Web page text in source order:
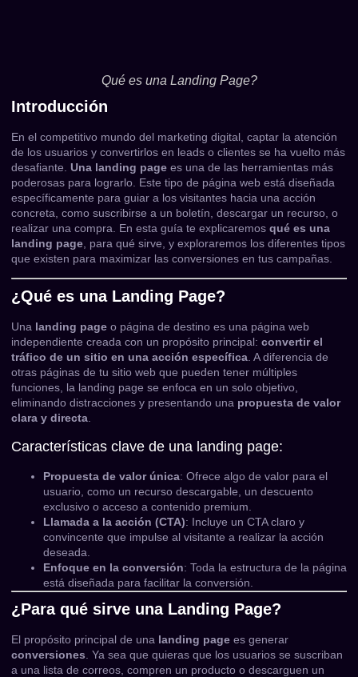
Qué es una Landing Page?
Introducción
En el competitivo mundo del marketing digital, captar la atención
de los usuarios y convertirlos en leads o clientes se ha vuelto más
desafiante. Una landing page es una de las herramientas más
poderosas para lograrlo. Este tipo de página web está diseñada
específicamente para guiar a los visitantes hacia una acción
concreta, como suscribirse a un boletín, descargar un recurso, o
realizar una compra. En esta guía te explicaremos qué es una
landing page , para qué sirve, y exploraremos los diferentes tipos
que existen para maximizar las conversiones en tus campañas.
¿Qué es una Landing Page?
Una landing page o página de destino es una página web
independiente creada con un propósito principal: convertir el
tráfico de un sitio en una acción específica. A diferencia de
otras páginas de tu sitio web que pueden tener múltiples
funciones, la landing page se enfoca en un solo objetivo,
eliminando distracciones y presentando una propuesta de valor
clara y directa.
Características clave de una landing page:
Propuesta de valor única: Ofrece algo de valor para el
usuario, como un recurso descargable, un descuento
exclusivo o acceso a contenido premium.
Llamada a la acción (CTA): Incluye un CTA claro y
convincente que impulse al visitante a realizar la acción
deseada.
Enfoque en la conversión: Toda la estructura de la página
está diseñada para facilitar la conversión.
¿Para qué sirve una Landing Page?
El propósito principal de una landing page es generar
conversiones . Ya sea que quieras que los usuarios se suscriban
a una lista de correos, compren un producto o descarguen un